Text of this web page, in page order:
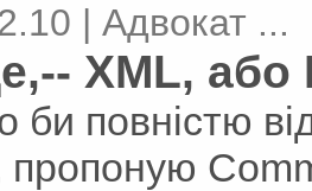
| Адвокат ...
XML, або
би повністю
пропоную